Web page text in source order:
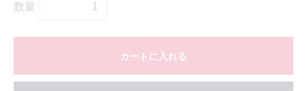
数量
カートに入れる